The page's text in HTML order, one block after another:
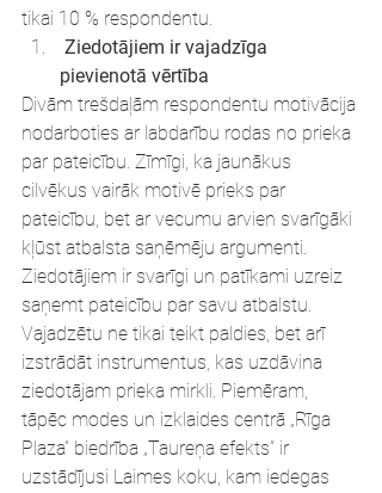
tikai 10 % respondentu.
pievienotā vērtība
Divām trešdaļām respondentu motivācija
nodarboties ar labdarību rodas no prieka
par pateicību. Zīmīgi, ka jaunākus
cilvēkus vairāk motivē prieks par
pateicību, bet ar vecumu arvien svarīgāki
kļūst atbalsta saņēmēju argumenti.
Ziedotājiem ir svarīgi un patīkami uzreiz
saņemt pateicību par savu atbalstu.
Vajadzētu ne tikai teikt paldies, bet arī
izstrādāt instrumentus, kas uzdāvina
ziedotājam prieka mirkli. Piemēram,
tāpēc modes un izklaides centrā „Rīga
Plaza” biedrība „Taureņa efekts” ir
uzstādījusi Laimes koku, kam iedegas